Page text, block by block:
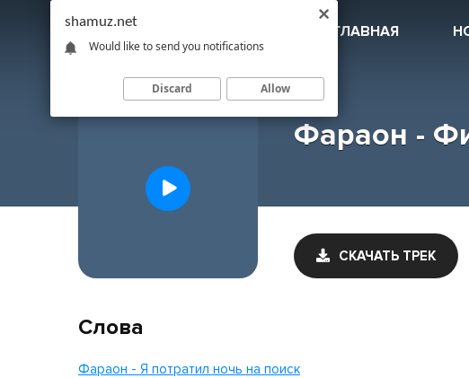
SHAMUZ ГЛАВНАЯ
Фараон -
СКАЧАТЬ ТРЕК
Слова
Фараон - Я потратил ночь на поиск
shamuz.net
Would like to send you notifications
Discard Allow